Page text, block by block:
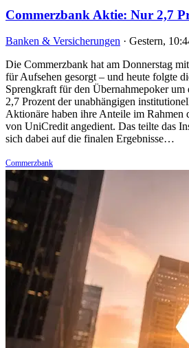
Commerzbank Aktie: Nur 2,7
Banken & Versicherungen · Gestern,
Die Commerzbank hat am Donnerstag
für Aufsehen gesorgt – und heute folgte
Sprengkraft für den Übernahmepoker
2,7 Prozent der unabhängigen
Aktionäre haben ihre Anteile im Rahmen
von UniCredit angedient. Das teilte das
sich dabei auf die finalen Ergebnisse…
Commerzbank